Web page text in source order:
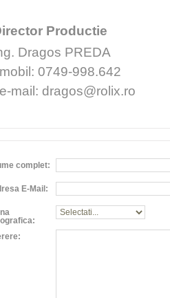
Productie
Dragos PREDA
mobil: 0749-998.642
e-mail: dragos@rolix.ro
complet:
E-Mail: